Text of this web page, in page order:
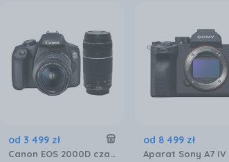
od 3 499 zł
Canon EOS 2000D czarny + EF-S 18-55mm IS II + EF 75-300mm III
od 8 499 zł